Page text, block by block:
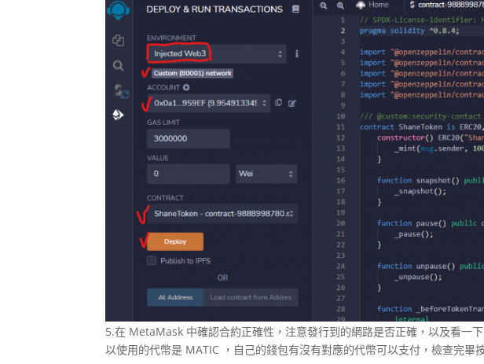
5.在 MetaMask 中確認合約正確性，注意發行到的網路是否正確，以及看一
以使用的代幣是 MATIC ，自己的錢包有沒有對應的代幣可以支付，檢查完畢